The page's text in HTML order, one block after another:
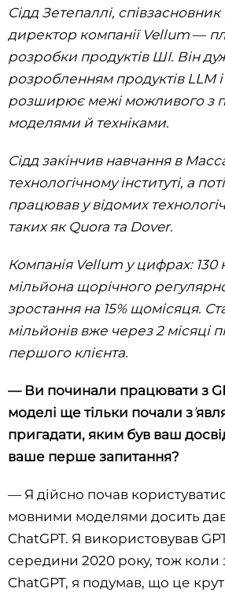
Сідд Зетепаллі, співзасновник
директор компанії Vellum —
розробки продуктів ШІ. Він
розробленням продуктів LLM
розширює межі можливого з
моделями й техніками.
Сідд закінчив навчання в
технологічному інституті, а
працював у відомих
таких як Quora та Dover.
Компанія Vellum у цифрах: 130
мільйона щорічного
зростання на 15% щомісяця.
мільйонів вже через 2 місяці
першого клієнта.
— Ви починали працювати з
моделі ще тільки почали з’
пригадати, яким був ваш
ваше перше запитання?
— Я дійсно почав
мовними моделями досить
ChatGPT. Я використовував
середини 2020 року, тож коли
ChatGPT, я подумав, що це